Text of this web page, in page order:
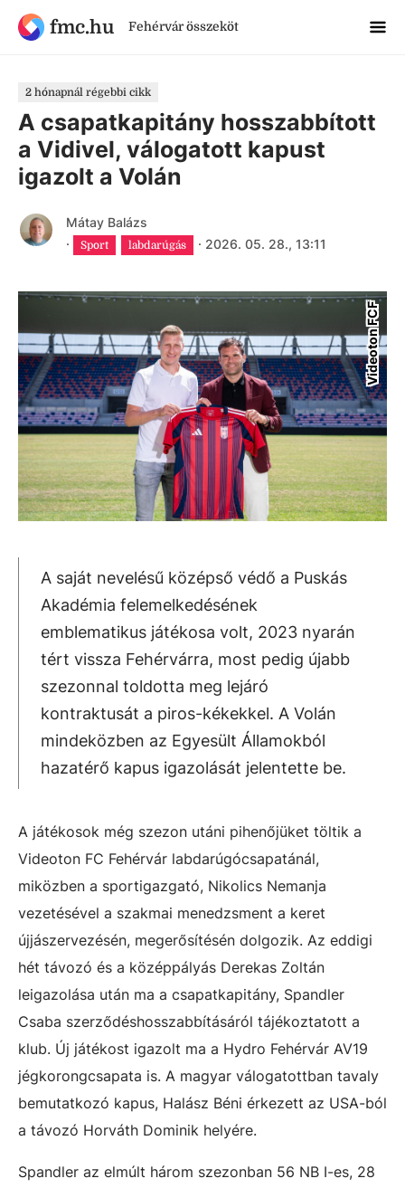
fmc.hu Fehérvár összeköt
2 hónapnál régebbi cikk
A csapatkapitány hosszabbított
a Vidivel, válogatott kapust
igazolt a Volán
Mátay Balázs
·
Sport labdarúgás · 2026. 05. 28., 13:11
Videoton FCF
A saját nevelésű középső védő a Puskás
Akadémia felemelkedésének
emblematikus játékosa volt, 2023 nyarán
tért vissza Fehérvárra, most pedig újabb
szezonnal toldotta meg lejáró
kontraktusát a piros-kékekkel. A Volán
mindeközben az Egyesült Államokból
hazatérő kapus igazolását jelentette be.
A játékosok még szezon utáni pihenőjüket töltik a
Videoton FC Fehérvár labdarúgócsapatánál,
miközben a sportigazgató, Nikolics Nemanja
vezetésével a szakmai menedzsment a keret
újjászervezésén, megerősítésén dolgozik. Az eddigi
hét távozó és a középpályás Derekas Zoltán
leigazolása után ma a csapatkapitány, Spandler
Csaba szerződéshosszabbításáról tájékoztatott a
klub. Új játékost igazolt ma a Hydro Fehérvár AV19
jégkorongcsapata is. A magyar válogatottban tavaly
bemutatkozó kapus, Halász Béni érkezett az USA-ból
a távozó Horváth Dominik helyére.
Spandler az elmúlt három szezonban 56 NB I-es, 28